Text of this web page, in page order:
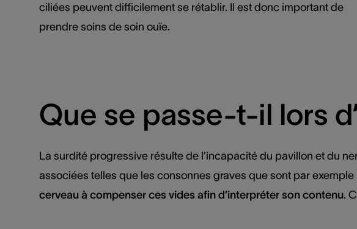
ciliées peuvent difficilement se rétablir. Il est donc important de
prendre soins de soin ouïe.
Que se passe-t-il lors
La surdité progressive résulte de l’incapacité du pavillon et du
associées telles que les consonnes graves que sont par exemple
cerveau à compenser ces vides afin d’interpréter son contenu.